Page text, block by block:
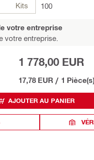
Kits
100
votre entreprise
votre entreprise.
1 778,00 EUR
17,78 EUR / 1 Pièce(s)
AJOUTER AU PANIER